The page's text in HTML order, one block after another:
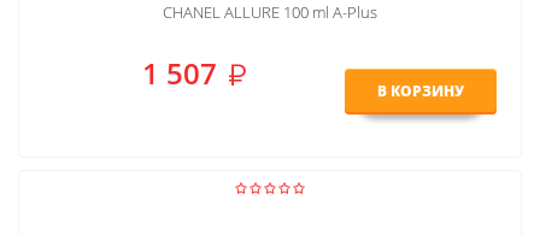
CHANEL ALLURE 100 ml A-Plus
1 507 В КОРЗИНУ